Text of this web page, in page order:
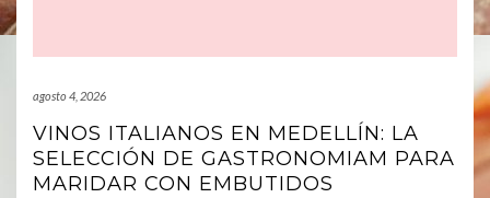
agosto 4, 2026
VINOS ITALIANOS EN MEDELLÍN: LA
SELECCIÓN DE GASTRONOMIAM PARA
MARIDAR CON EMBUTIDOS